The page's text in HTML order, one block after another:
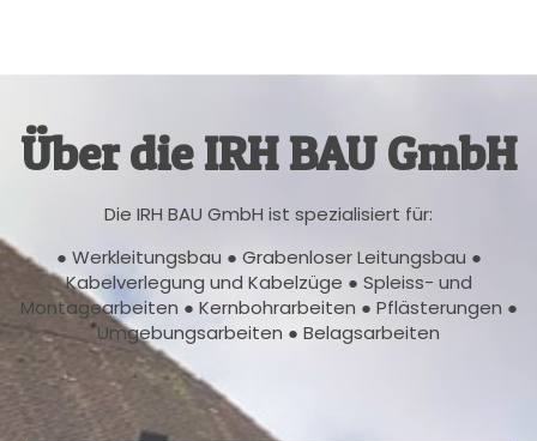
Über die IRH BAU GmbH
Die IRH BAU GmbH ist spezialisiert für:
● Werkleitungsbau ● Grabenloser Leitungsbau ●
Kabelverlegung und Kabelzüge ● Spleiss- und
Montagearbeiten ● Kernbohrarbeiten ● Pflästerungen ●
Umgebungsarbeiten ● Belagsarbeiten